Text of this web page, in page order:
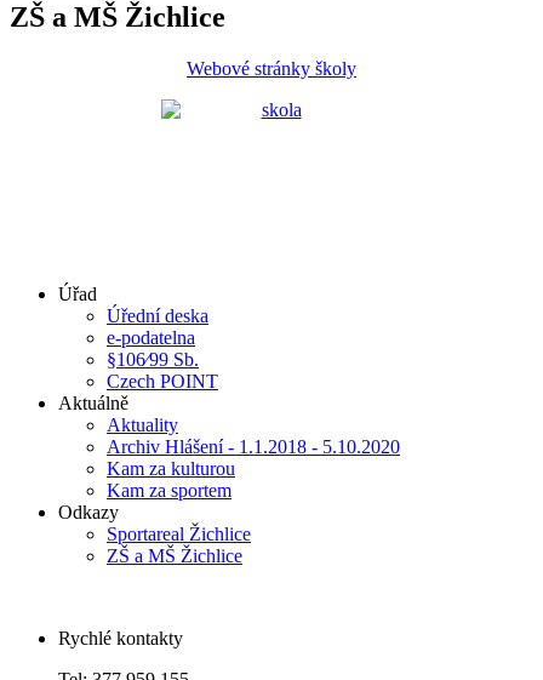
ZŠ a MŠ Žichlice
Webové stránky školy
Úřad
Úřední deska
e-podatelna
§106⁄99 Sb.
Czech POINT
Aktuálně
Aktuality
Archiv Hlášení - 1.1.2018 - 5.10.2020
Kam za kulturou
Kam za sportem
Odkazy
Sportareal Žichlice
ZŠ a MŠ Žichlice
Rychlé kontakty